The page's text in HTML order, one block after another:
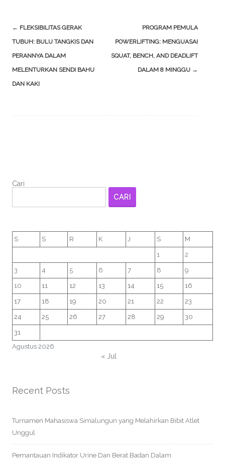
Post
navigation
← FLEKSIBILITAS GERAK
TUBUH: BULU TANGKIS DAN
PERANNYA DALAM
MELENTURKAN SENDI BAHU
DAN KAKI
PROGRAM PEMULA
POWERLIFTING: MENGUASAI
SQUAT, BENCH, AND DEADLIFT
DALAM 8 MINGGU →
Cari
CARI
Agustus 2026
S S R K J S M
1 2
3 4 5 6 7 8 9
10 11 12 13 14 15 16
17 18 19 20 21 22 23
24 25 26 27 28 29 30
31
« Jul
Recent Posts
Turnamen Mahasiswa Simalungun yang Melahirkan Bibit Atlet
Unggul
Pemantauan Indikator Urine Dan Berat Badan Dalam